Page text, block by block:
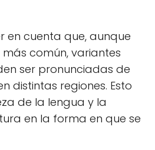
en cuenta que, aunque
común, variantes
ser pronunciadas de
distintas regiones. Esto
de la lengua y la
en la forma en que se